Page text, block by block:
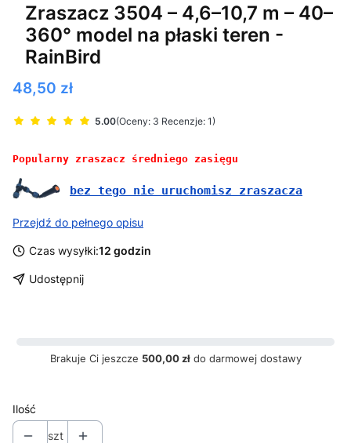
Zraszacz 3504 – 4,6–10,7 m – 40–
360° model na płaski teren -
RainBird
Cena
48,50 zł
5.00(Oceny: 3 Recenzje: 1)
Popularny zraszacz średniego zasięgu
bez tego nie uruchomisz zraszacza
Przejdź do pełnego opisu
Czas wysyłki:12 godzin
Udostępnij
Brakuje Ci jeszcze 500,00 złdo darmowej dostawy
Ilość
szt